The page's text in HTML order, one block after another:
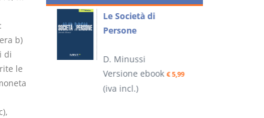
b)
di
le
legge
Le Società di
Persone
D. Minussi
Versione ebook € 5,99
(iva incl.)